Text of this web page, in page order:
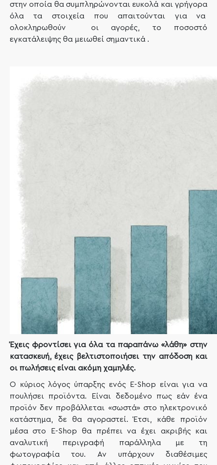
στην οποία θα συμπληρώνονται ευκολά και γρήγορα
όλα τα στοιχεία που απαιτούνται για να
ολοκληρωθούν οι αγορές, το ποσοστό
εγκατάλειψης θα μειωθεί σημαντικά .
Έχεις φροντίσει για όλα τα παραπάνω «λάθη» στην
κατασκευή, έχεις βελτιστοποιήσει την απόδοση και
οι πωλήσεις είναι ακόμη χαμηλές.
Ο κύριος λόγος ύπαρξης ενός E-Shop είναι για να
πουλήσει προϊόντα. Είναι δεδομένο πως εάν ένα
προϊόν δεν προβάλλεται «σωστά» στο ηλεκτρονικό
κατάστημα, δε θα αγοραστεί. Έτσι, κάθε προϊόν
μέσα στο E-Shop θα πρέπει να έχει ακριβής και
αναλυτική περιγραφή παράλληλα με τη
φωτογραφία του. Αν υπάρχουν διαθέσιμες